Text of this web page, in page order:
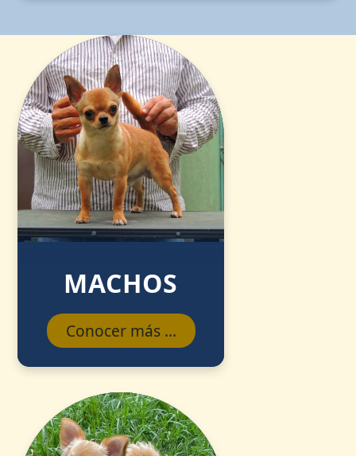
MACHOS
Conocer más ...